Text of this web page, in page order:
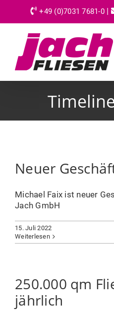
+49 (0)7031 7681-0 |
Neuer
Michael Faix ist neuer
Jach GmbH
15. Juli 2022
Weiterlesen
250.000 qm
jährlich